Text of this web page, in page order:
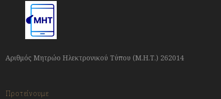
Αριθμός Μητρώο Ηλεκτρονικού Τύπου (Μ.Η.Τ.) 262014
Προτείνουμε